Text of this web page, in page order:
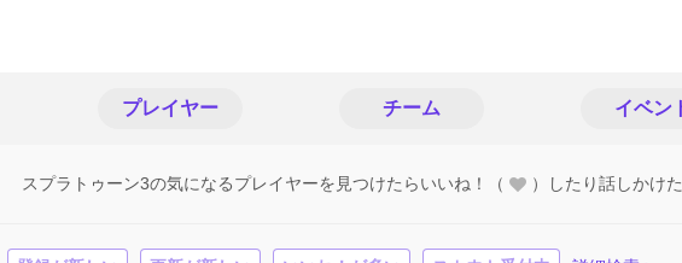
プレイヤー チーム イベン
スプラトゥーン3の気になるプレイヤーを見つけたらいいね！（ ）したり話しかけ